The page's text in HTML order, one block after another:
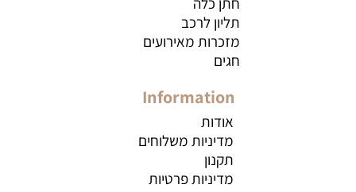
תליון לרכב
מזכרות מאירועים
חגים
Information
אודות
מדיניות משלוחים
תקנון
מדיניות פרטיות